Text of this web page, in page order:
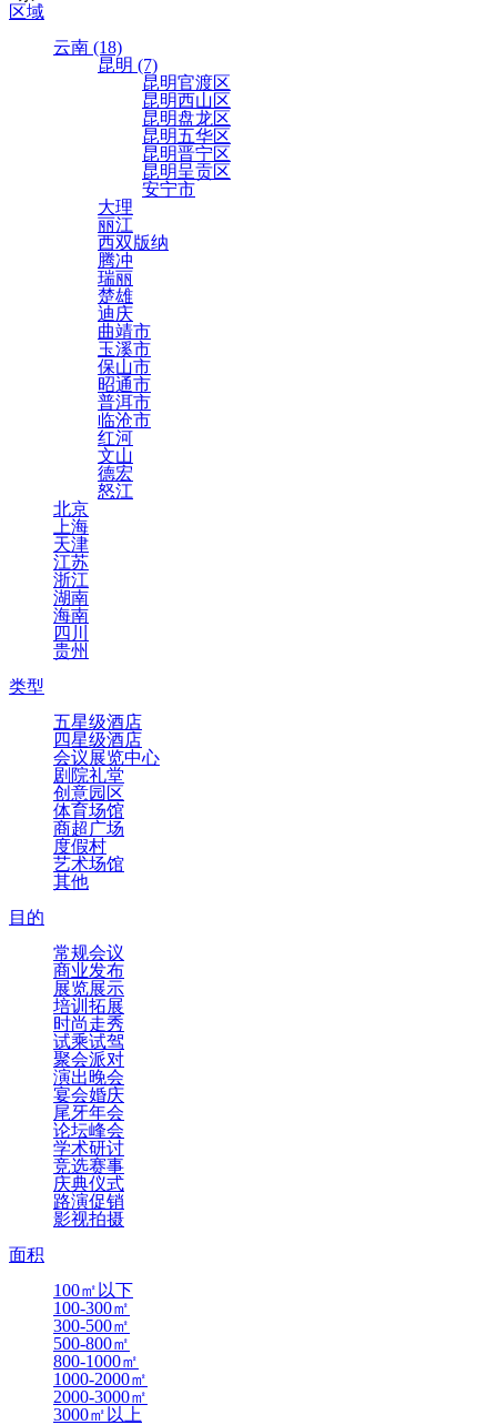
区域
云南 (18)
昆明 (7)
昆明官渡区
昆明西山区
昆明盘龙区
昆明五华区
昆明晋宁区
昆明呈贡区
安宁市
大理
丽江
西双版纳
腾冲
瑞丽
楚雄
迪庆
曲靖市
玉溪市
保山市
昭通市
普洱市
临沧市
红河
文山
德宏
怒江
北京
上海
天津
江苏
浙江
湖南
海南
四川
贵州
类型
五星级酒店
四星级酒店
会议展览中心
剧院礼堂
创意园区
体育场馆
商超广场
度假村
艺术场馆
其他
目的
常规会议
商业发布
展览展示
培训拓展
时尚走秀
试乘试驾
聚会派对
演出晚会
宴会婚庆
尾牙年会
论坛峰会
学术研讨
竞选赛事
庆典仪式
路演促销
影视拍摄
面积
100㎡以下
100-300㎡
300-500㎡
500-800㎡
800-1000㎡
1000-2000㎡
2000-3000㎡
3000㎡以上